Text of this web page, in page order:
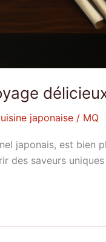
japonaise / MQ
japonais, est bien
des saveurs